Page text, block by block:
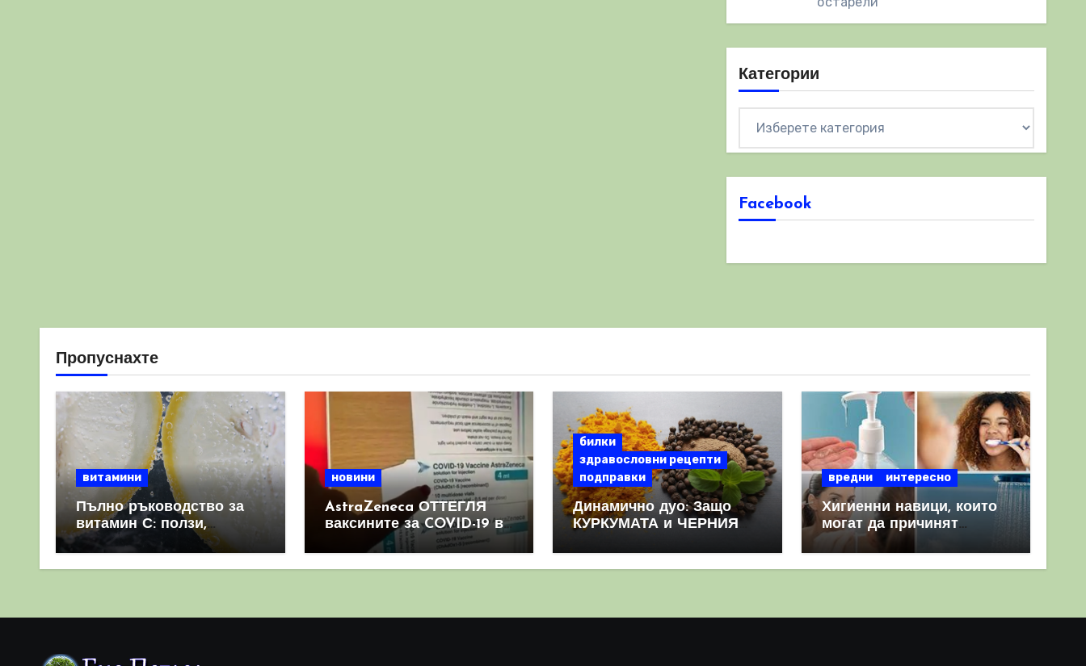
Категории
Facebook
Пропуснахте
витамини
Пълно ръководство за
витамин С: ползи,
източници и защо е
важен за имунната
новини
AstraZeneca ОТТЕГЛЯ
ваксините за COVID-19 в
световен мащаб, след
като призна, че те
билки
здравословни рецепти
подправки
Динамично дуо: Защо
КУРКУМАТА и ЧЕРНИЯ
комбинация
вредни интересно
Хигиенни навици, които
могат да причинят
повече вреда, отколкото
полза